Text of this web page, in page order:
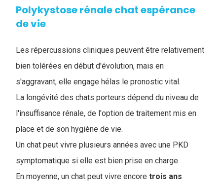
Polykystose rénale chat espérance
de vie
Les répercussions cliniques peuvent être relativement
bien tolérées en début d'évolution, mais en
s'aggravant, elle engage hélas le pronostic vital.
La longévité des chats porteurs dépend du niveau de
l'insuffisance rénale, de l'option de traitement mis en
place et de son hygiène de vie.
Un chat peut vivre plusieurs années avec une PKD
symptomatique si elle est bien prise en charge.
En moyenne, un chat peut vivre encore trois ans